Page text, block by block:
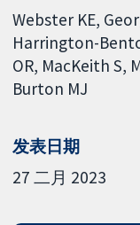
Webster KE
Harrington-
OR MacKeith S
Burton MJ
发表日期
27 二月 2023